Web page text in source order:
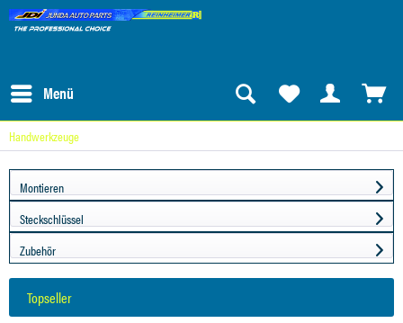
Menü
Handwerkzeuge
Montieren
Steckschlüssel
Zubehör
Topseller